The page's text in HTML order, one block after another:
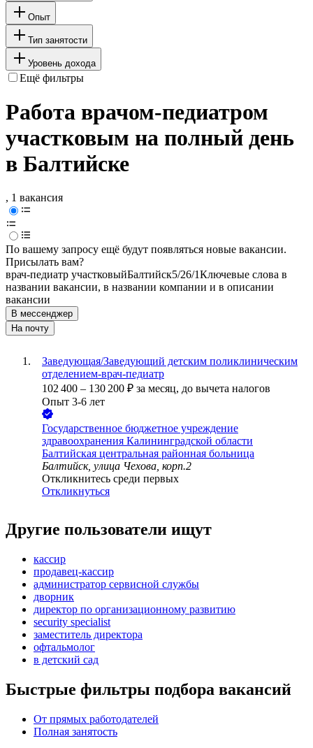
Опыт
Тип занятости
Уровень дохода
Ещё фильтры
Работа врачом-педиатром
участковым на полный день
в Балтийске
, 1 вакансия
По вашему запросу ещё будут появляться новые вакансии.
Присылать вам?
врач-педиатр участковыйБалтийск5/26/1Ключевые слова в
названии вакансии, в названии компании и в описании
вакансии
В мессенджер
На почту
Заведующая/Заведующий детским поликлиническим
отделением-врач-педиатр
102 400 – 130 200 ₽ за месяц, до вычета налогов
Опыт 3-6 лет
Государственное бюджетное учреждение
здравоохранения Калининградской области
Балтийская центральная районная больница
Балтийск, улица Чехова, корп.2
Откликнитесь среди первых
Откликнуться
Другие пользователи ищут
кассир
продавец-кассир
администратор сервисной службы
дворник
директор по организационному развитию
security specialist
заместитель директора
офтальмолог
в детский сад
Быстрые фильтры подбора вакансий
От прямых работодателей
Полная занятость